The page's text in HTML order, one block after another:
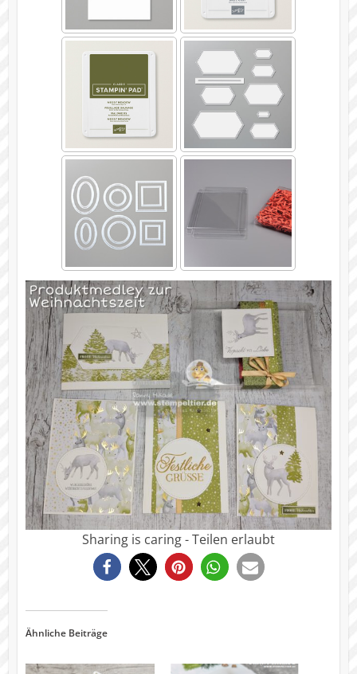
Sharing is caring - Teilen erlaubt
241
Ähnliche Beiträge